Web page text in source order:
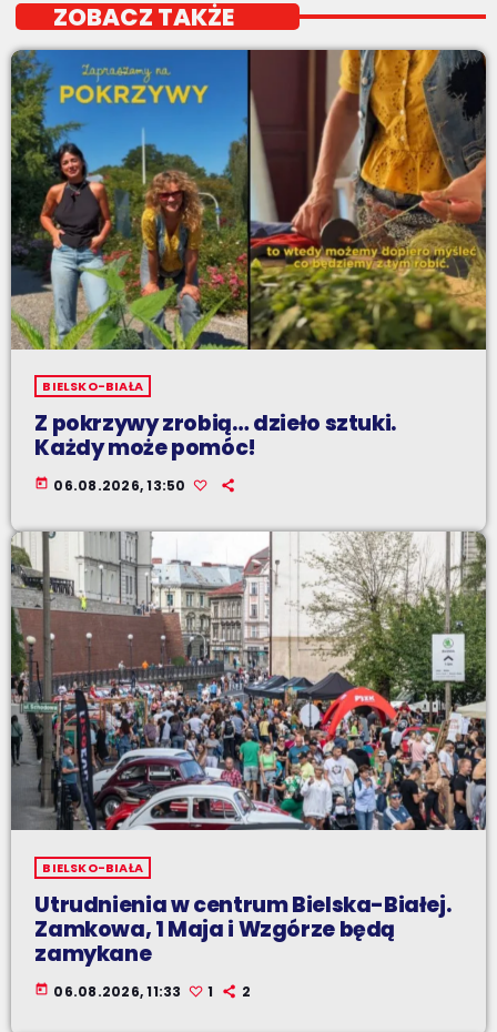
ZOBACZ TAKŻE
BIELSKO-BIAŁA
Z pokrzywy zrobią… dzieło sztuki.
Każdy może pomóc!
today 06.08.2026, 13:50
BIELSKO-BIAŁA
Utrudnienia w centrum Bielska-Białej.
Zamkowa, 1 Maja i Wzgórze będą
zamykane
today 06.08.2026, 11:33 1 2